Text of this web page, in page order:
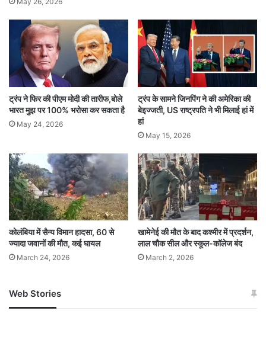
प्रतिक्रिया नहीं दी है, लेकिन रक्षा विशेषज्ञों का मानना है कि
पाकिस्तान की यह घबराहट भारत की कूटनीतिक और
रणनीतिक मजबूती का नतीजा है।
PAKISTAN गुहार झूठ पाकिस्तान
यूएन हमला
ट्रंप ने फिर की पीएम मोदी की तारीफ,बोले
भारत मुझ पर 100% भरोसा कर सकता है
May 24, 2026
ट्रंप के सामने जिनपिंग ने की अमेरिका की
बेइज्जती, US राष्ट्रपति ने भी मिलाई हां में
हां
May 15, 2026
कोलंबिया में सैन्य विमान हादसा, 60 से
ज्यादा जवानों की मौत, कई घायल
March 24, 2026
खामेनेई की मौत के बाद कश्मीर में प्रदर्शन,
लाल चौक सील और स्कूल-कॉलेज बंद
March 2, 2026
Web Stories
जम्मू-कश्मीर में बारिश से
अपडेट
खाई में धक्का… आरोपियों ने